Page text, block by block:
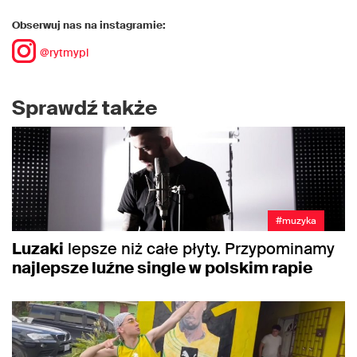
Obserwuj nas na instagramie:
@rytmypl
Sprawdź także
#muzyka
Luzaki lepsze niż całe płyty. Przypominamy
najlepsze luźne single w polskim rapie